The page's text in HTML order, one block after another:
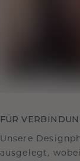
FÜR
Unsere
ausgelegt,